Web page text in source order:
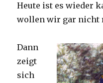
Heute ist es wieder
wollen wir gar nicht
Dann
zeigt
sich